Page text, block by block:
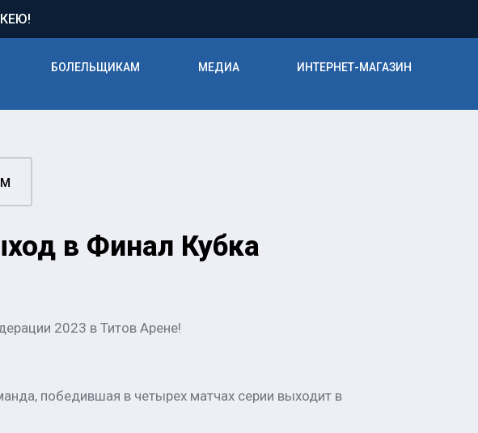
БОЛЕЛЬЩИКАМ МЕДИА ИНТЕРНЕТ-МАГАЗИН
в Финал Кубка
2023 в Титов Арене!
победившая в четырех матчах серии выходит в